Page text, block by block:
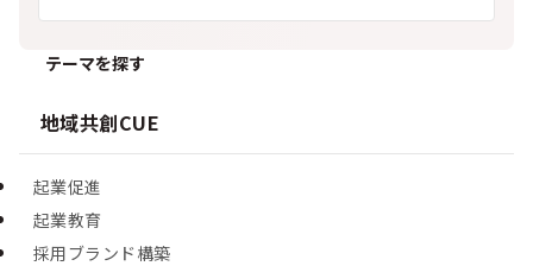
テーマを探す
地域共創CUE
起業促進
起業教育
採用ブランド構築